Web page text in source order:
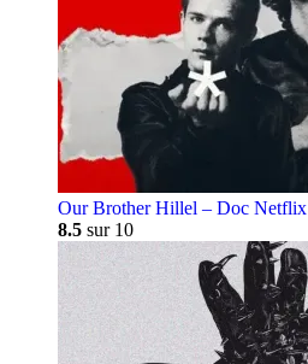
Our Brother Hillel – Doc Netflix
8.5 sur 10